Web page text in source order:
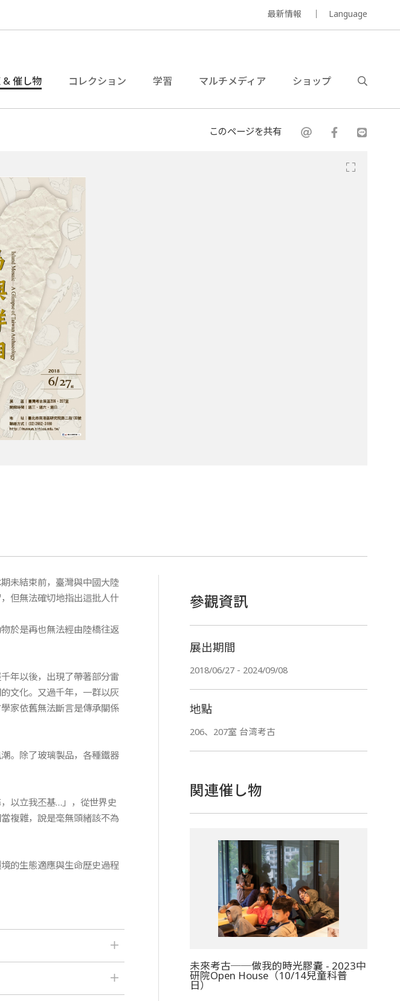
最新情報 Language
& 催し物 コレクション 学習 マルチメディア ショップ
このページを共有
未結束前，臺灣與中國大陸
但無法確切地指出這批人什
於是再也無法經由陸橋往返
年以後，出現了帶著部分雷
文化。又過千年，一群以灰
家依舊無法斷言是傳承關係
。除了玻璃製品，各種鐵器
以立我丕基…」，從世界史
複雜，說是毫無頭緒該不為
的生態適應與生命歷史過程
參觀資訊
展出期間
2018/06/27 - 2024/09/08
地點
206、207室 台湾考古
関連催し物
未來考古──做我的時光膠囊 - 2023中
研院Open House（10/14兒童科普
日）